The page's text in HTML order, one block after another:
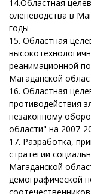
14.Областная
оленеводства в
годы
15. Областная
реанимационной
Магаданской
16. Областная
противодействия
незаконному
области" на 2007-
17. Разработка,
стратегии
Магаданской
демографической